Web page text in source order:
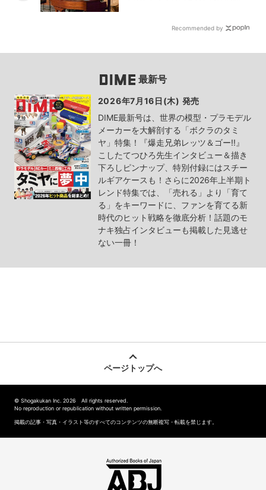
Recommended by
最新号
2026年7月16日(木) 発売
DIME最新号は、世界の模型・プラモデル
メーカーを大解剖する「ボクラのタミ
ヤ」特集！『爆走兄弟レッツ＆ゴー!!』
こしたてつひろ先生インタビュー＆描き
下ろしピンナップ、特別付録にはスチー
ルギアケースも！さらに2026年上半期ト
レンド特集では、「売れる」より「育て
る」をキーワードに、ファンを育てる新
時代のヒット戦略を徹底分析！話題のモ
ナキ独占インタビューも掲載した見逃せ
ない一冊！
ページトップへ
© Shogakukan Inc. 2026 All rights reserved.
No reproduction or republication without written permission.
掲載の記事・写真・イラスト等のすべてのコンテンツの無断複写・転載を禁じます。